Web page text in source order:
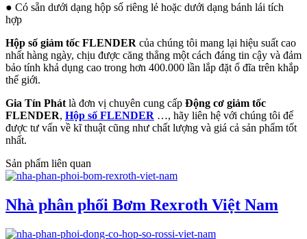
● Có sẵn dưới dạng hộp số riêng lẻ hoặc dưới dạng bánh lái tích
hợp
Hộp số giảm tốc FLENDER của chúng tôi mang lại hiệu suất cao
nhất hàng ngày, chịu được căng thẳng một cách đáng tin cậy và đảm
bảo tính khả dụng cao trong hơn 400.000 lần lắp đặt ổ đĩa trên khắp
thế giới.
Gia Tín Phát là đơn vị chuyên cung cấp Động cơ giảm tốc
FLENDER, Hộp số FLENDER …, hãy liên hệ với chúng tôi để
được tư vấn về kĩ thuật cũng như chất lượng và giá cả sản phẩm tốt
nhất.
Sản phẩm liên quan
Nhà phân phối Bơm Rexroth Việt Nam